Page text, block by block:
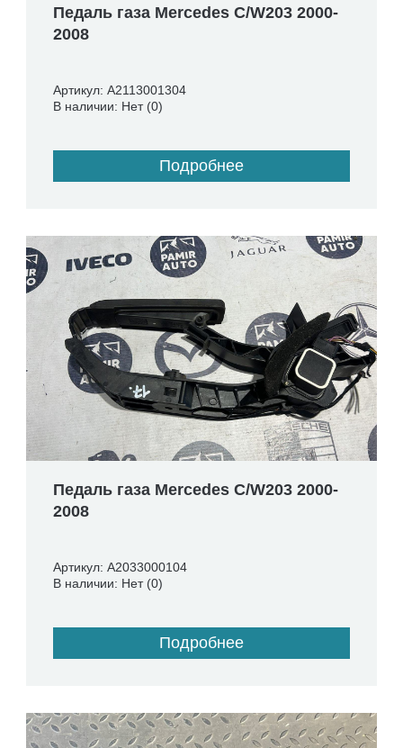
Педаль газа Mercedes C/W203 2000-
2008
Артикул: A2113001304
В наличии: Нет (0)
Подробнее
Педаль газа Mercedes C/W203 2000-
2008
Артикул: A2033000104
В наличии: Нет (0)
Подробнее